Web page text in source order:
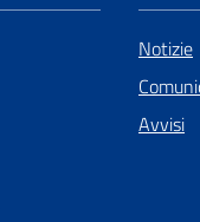
Notizie
Avvisi